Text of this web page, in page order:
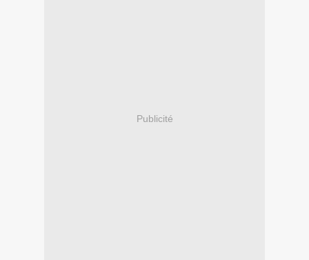
Publicité